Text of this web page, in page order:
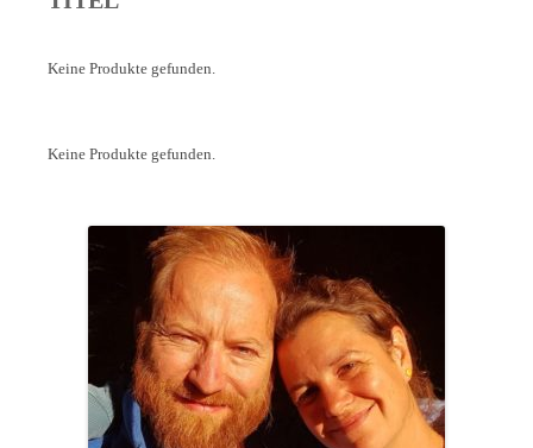
Keine Produkte gefunden.
Keine Produkte gefunden.